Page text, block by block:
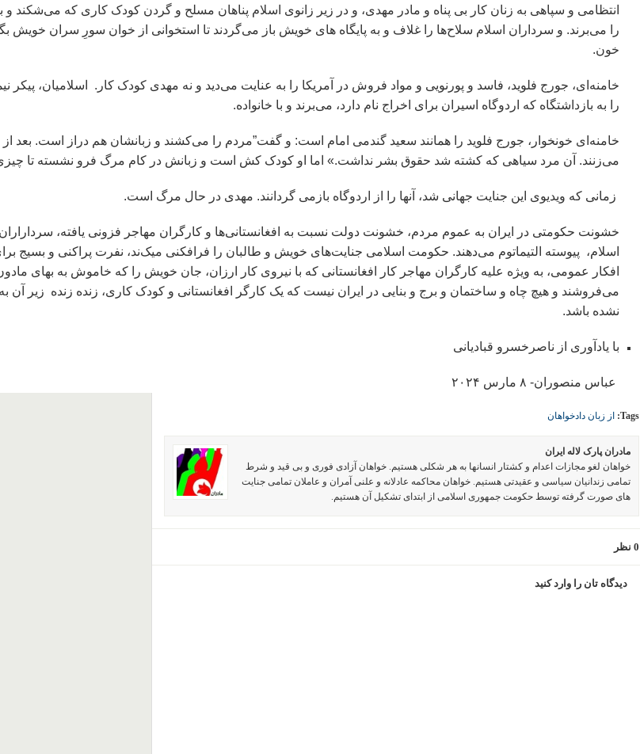
انتظامی و سپاهی به زنان کار بی پناه و مادر مهدی، و در زیر زانوی اسلام پناهان مسلح و گردن کودک کاری که می‌شکند و
را می‌‌برند. و سرداران اسلام سلاح‌ها را غلاف و به پایگاه های خویش باز می‌گردند تا استخوانی از خوان سورِ سران خویش
خون.
خامنه‌ای، جورج فلوید، فاسد و پورنویی و مواد فروش در آمریکا را به عنایت می‌دید و نه مهدی کودک کار. اسلامیان، پیکر
را به بازداشتگاه که اردوگاه اسیران برای اخراج نام دارد،‌ می‌برند و با خانواده.
خامنه‌ای خونخوار، جورج فلوید را همانند سعید گندمی امام است: و گفت”مردم را می‌کشند و زبانشان هم دراز است. بعد
می‌زنند. آن مرد سیاهی که کشته شد حقوق بشر نداشت.» اما او کودک کش است و زبانش در کام مرگ فرو نشسته تا
زمانی که ویدیوی این جنایت جهانی شد، آنها را از اردوگاه بازمی گردانند. مهدی در حال مرگ است.
خشونت حکومتی در ایران به عموم مردم، خشونت دولت نسبت به افغانستانی‌ها و کارگران مهاجر فزونی یافته،
اسلام، پیوسته التیماتوم می‌دهند. حکومت اسلامی جنایت‌های خویش و طالبان را فرافکنی میک‌ند، نفرت پراکنی و بسیج
افکار عمومی، به ویژه علیه کارگران مهاجر کار افغانستانی که با نیروی کار ارزان، جان خویش را که خاموش به بهای
می‌فروشند و هیچ چاه و ساختمان و برج و بنایی در ایران نیست که یک کارگر افغانستانی و کودک کاری، زنده زنده زیر آن
نشده باشد.
با یادآوری از ناصرخسرو قبادیانی
عباس منصوران- ۸ مارس ۲۰۲۴
Tags: از زبان دادخواهان
مادران پارک لاله ایران
خواهان لغو مجازات اعدام و کشتار انسانها به هر شکلی هستیم. خواهان آزادی فوری و بی قید و شرط
تمامی زندانیان سیاسی و عقیدتی هستیم. خواهان محاکمه عادلانه و علنی آمران و عاملان تمامی جنایت
های صورت گرفته توسط حکومت جمهوری اسلامی از ابتدای تشکیل آن هستیم.
0 نظر
دیدگاه تان را وارد کنید